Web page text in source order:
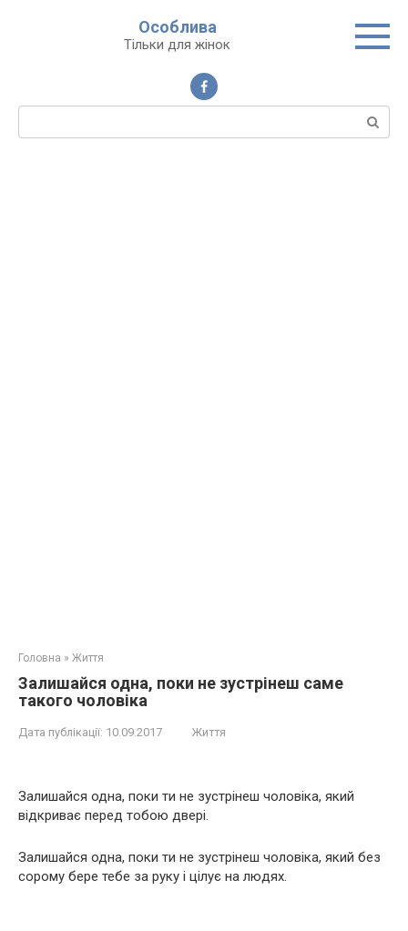
Особлива
Тільки для жінок
Пошук:
Головна » Життя
Залишайся одна, поки не зустрінеш саме
такого чоловіка
Дата публікації: 10.09.2017 Життя
Залишайся одна, поки ти не зустрінеш чоловіка, який
відкриває перед тобою двері.
Залишайся одна, поки ти не зустрінеш чоловіка, який без
сорому бере тебе за руку і цілує на людях.